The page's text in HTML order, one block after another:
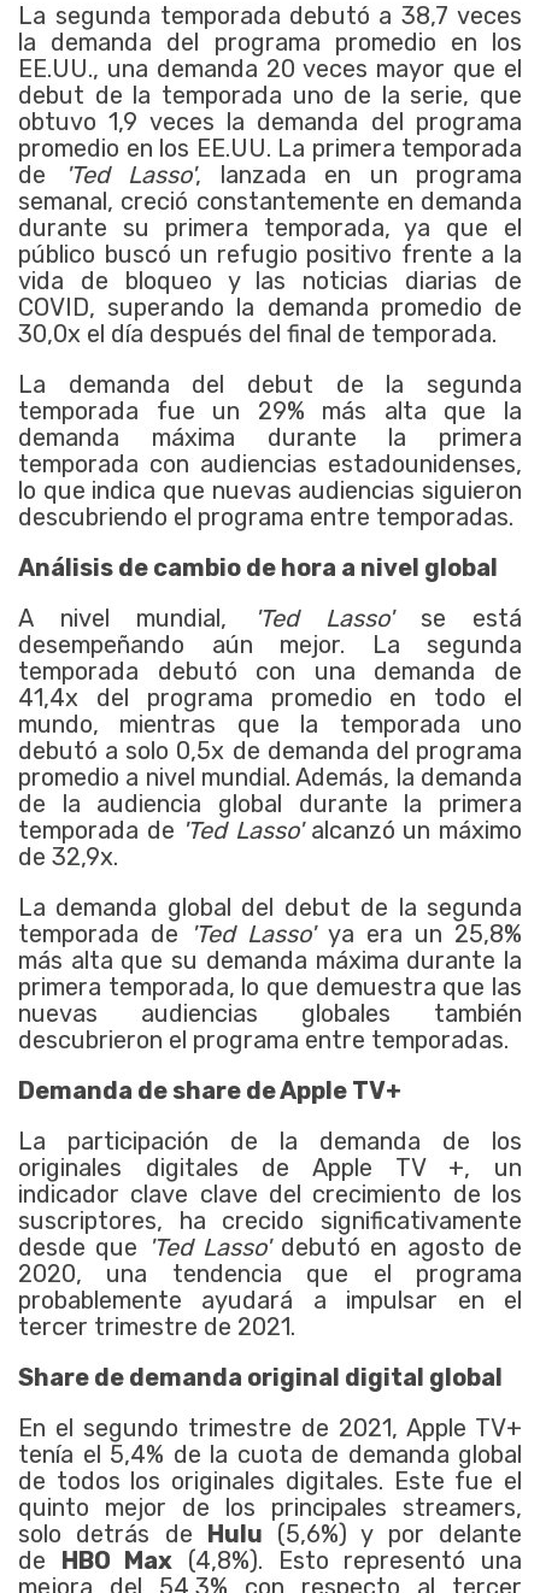
La segunda temporada debutó a 38,7 veces
la demanda del programa promedio en los
EE.UU., una demanda 20 veces mayor que el
debut de la temporada uno de la serie, que
obtuvo 1,9 veces la demanda del programa
promedio en los EE.UU. La primera temporada
de
'Ted Lasso', lanzada en un programa
semanal, creció constantemente en demanda
durante su primera temporada, ya que el
público buscó un refugio positivo frente a la
vida de bloqueo y las noticias diarias de
COVID, superando la demanda promedio de
30,0x el día después del final de temporada.
La demanda del debut de la segunda
temporada fue un 29% más alta que la
demanda máxima durante la primera
temporada con audiencias estadounidenses,
lo que indica que nuevas audiencias siguieron
descubriendo el programa entre temporadas.
Análisis de cambio de hora a nivel global
A nivel mundial,
'Ted Lasso'se está
desempeñando aún mejor. La segunda
temporada debutó con una demanda de
41,4x del programa promedio en todo el
mundo, mientras que la temporada uno
debutó a solo 0,5x de demanda del programa
promedio a nivel mundial. Además, la demanda
de la audiencia global durante la primera
temporada de 'Ted Lasso'alcanzó un máximo
de 32,9x.
La demanda global del debut de la segunda
temporada de
'Ted Lasso'ya era un 25,8%
más alta que su demanda máxima durante la
primera temporada, lo que demuestra que las
nuevas audiencias globales también
descubrieron el programa entre temporadas.
Demanda de share de Apple TV+
La participación de la demanda de los
originales digitales de Apple TV +, un
indicador clave clave del crecimiento de los
suscriptores, ha crecido significativamente
desde que 'Ted Lasso'debutó en agosto de
2020, una tendencia que el programa
probablemente ayudará a impulsar en el
tercer trimestre de 2021.
Share de demanda original digital global
En el segundo trimestre de 2021, Apple TV+
tenía el 5,4% de la cuota de demanda global
de todos los originales digitales. Este fue el
quinto mejor de los principales streamers,
solo detrás de Hulu (5,6%) y por delante
de HBO Max (4,8%). Esto representó una
mejora del 54,3% con respecto al tercer